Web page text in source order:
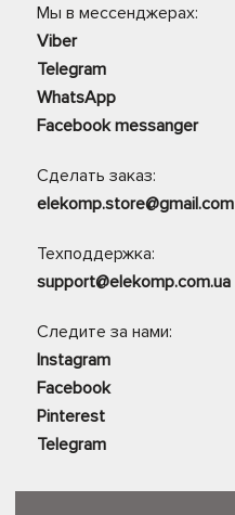
Мы в мессенджерах:
Viber
Telegram
WhatsApp
Facebook messanger
Сделать заказ:
elekomp.store@gmail.com
Техподдержка:
support@elekomp.com.ua
Следите за нами:
Instagram
Facebook
Pinterest
Telegram